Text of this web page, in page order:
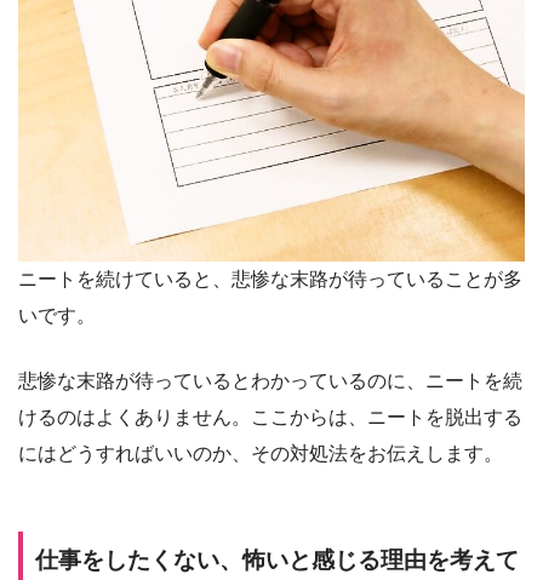
ニートを続けていると、悲惨な末路が待っていることが多
いです。
悲惨な末路が待っているとわかっているのに、ニートを続
けるのはよくありません。ここからは、ニートを脱出する
にはどうすればいいのか、その対処法をお伝えします。
仕事をしたくない、怖いと感じる理由を考えて